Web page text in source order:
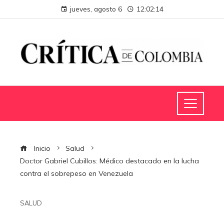
jueves, agosto 6 12:02:15
Inicio
Salud
Doctor Gabriel Cubillos: Médico destacado en la lucha
contra el sobrepeso en Venezuela
SALUD